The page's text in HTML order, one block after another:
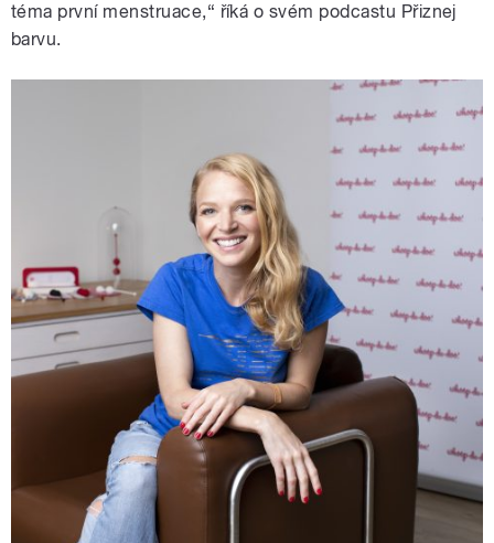
téma první menstruace,“ říká o svém podcastu Přiznej
barvu.